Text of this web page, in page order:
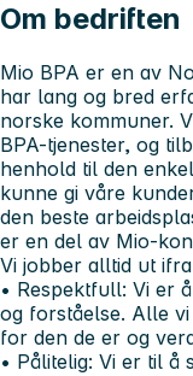
Om bedriften
Mio BPA er en av
har lang og bred
norske kommuner.
BPA-tjenester, og
henhold til den
kunne gi våre
den beste
er en del av Mio-
Vi jobber alltid ut
• Respektfull: Vi er
og forståelse. Alle
for den de er og
• Pålitelig: Vi er til å